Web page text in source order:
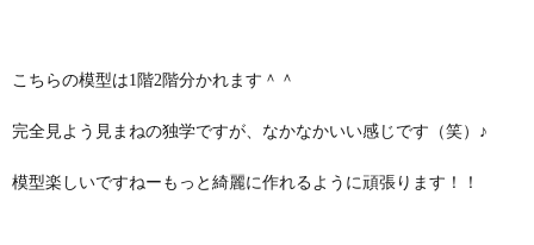
こちらの模型は1階2階分かれます＾＾
完全見よう見まねの独学ですが、なかなかいい感じです（笑）♪
模型楽しいですねーもっと綺麗に作れるように頑張ります！！